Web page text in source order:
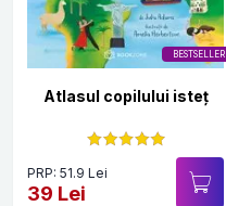
BESTSELLER
Atlasul copilului isteț
PRP: 51.9 Lei
39 Lei